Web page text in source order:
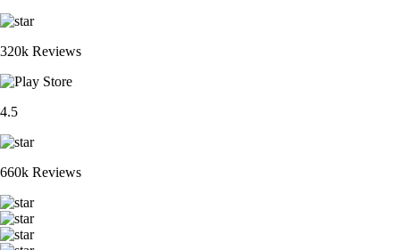
320k Reviews
4.5
660k Reviews